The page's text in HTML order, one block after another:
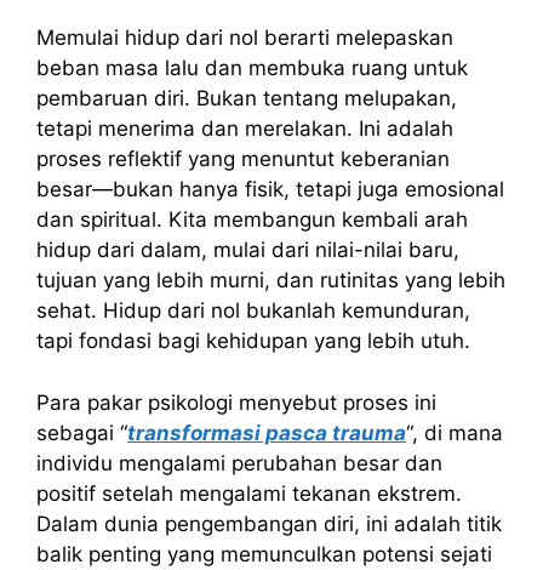
Memulai hidup dari nol berarti melepaskan
beban masa lalu dan membuka ruang untuk
pembaruan diri. Bukan tentang melupakan,
tetapi menerima dan merelakan. Ini adalah
proses reflektif yang menuntut keberanian
besar—bukan hanya fisik, tetapi juga emosional
dan spiritual. Kita membangun kembali arah
hidup dari dalam, mulai dari nilai-nilai baru,
tujuan yang lebih murni, dan rutinitas yang lebih
sehat. Hidup dari nol bukanlah kemunduran,
tapi fondasi bagi kehidupan yang lebih utuh.
Para pakar psikologi menyebut proses ini
sebagai “transformasi pasca trauma“, di mana
individu mengalami perubahan besar dan
positif setelah mengalami tekanan ekstrem.
Dalam dunia pengembangan diri, ini adalah titik
balik penting yang memunculkan potensi sejati